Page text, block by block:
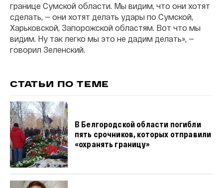
границе Сумской области. Мы видим, что они хотят
сделать, — они хотят делать удары по Сумской,
Харьковской, Запорожской областям. Вот что мы
видим. Ну так легко мы это не дадим делать», —
говорил Зеленский.
СТАТЬИ ПО ТЕМЕ
В Белгородской области погибли
пять срочников, которых отправили
«охранять границу»